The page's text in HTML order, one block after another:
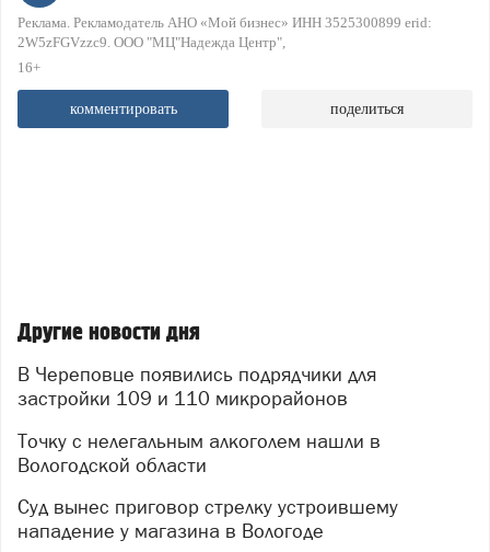
Реклама. Рекламодатель АНО «Мой бизнес» ИНН 3525300899 erid:
2W5zFGVzzc9. ООО "МЦ"Надежда Центр"
16+
комментировать поделиться
Другие новости дня
В Череповце появились подрядчики для
застройки 109 и 110 микрорайонов
Точку с нелегальным алкоголем нашли в
Вологодской области
Суд вынес приговор стрелку устроившему
нападение у магазина в Вологоде